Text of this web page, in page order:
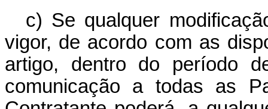
c) Se qualquer
vigor, de acordo com as
artigo, dentro do período
comunicação a todas as